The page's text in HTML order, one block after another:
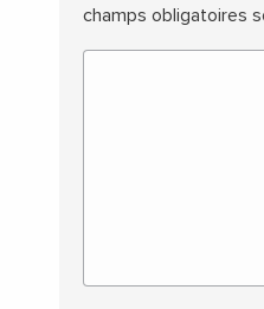
champs obligatoires